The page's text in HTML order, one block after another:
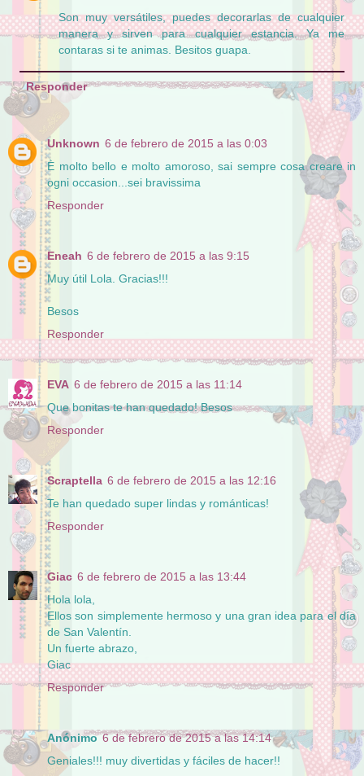
Son muy versátiles, puedes decorarlas de cualquier
manera y sirven para cualquier estancia. Ya me
contaras si te animas. Besitos guapa.
Responder
Unknown 6 de febrero de 2015 a las 0:03
È molto bello e molto amoroso, sai sempre cosa creare in
ogni occasion...sei bravissima
Responder
Eneah 6 de febrero de 2015 a las 9:15
Muy útil Lola. Gracias!!!
Besos
Responder
EVA 6 de febrero de 2015 a las 11:14
Que bonitas te han quedado! Besos
Responder
Scraptella 6 de febrero de 2015 a las 12:16
Te han quedado super lindas y románticas!
Responder
Giac 6 de febrero de 2015 a las 13:44
Hola lola,
Ellos son simplemente hermoso y una gran idea para el día
de San Valentín.
Un fuerte abrazo,
Giac
Responder
Anónimo 6 de febrero de 2015 a las 14:14
Geniales!!! muy divertidas y fáciles de hacer!!